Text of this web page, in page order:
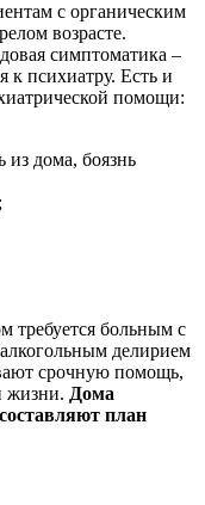
с органическим
возрасте.
симптоматика –
к психиатру. Есть и
помощи:
из дома, боязнь
требуется больным с
делирием
срочную помощь,
жизни. Дома
план